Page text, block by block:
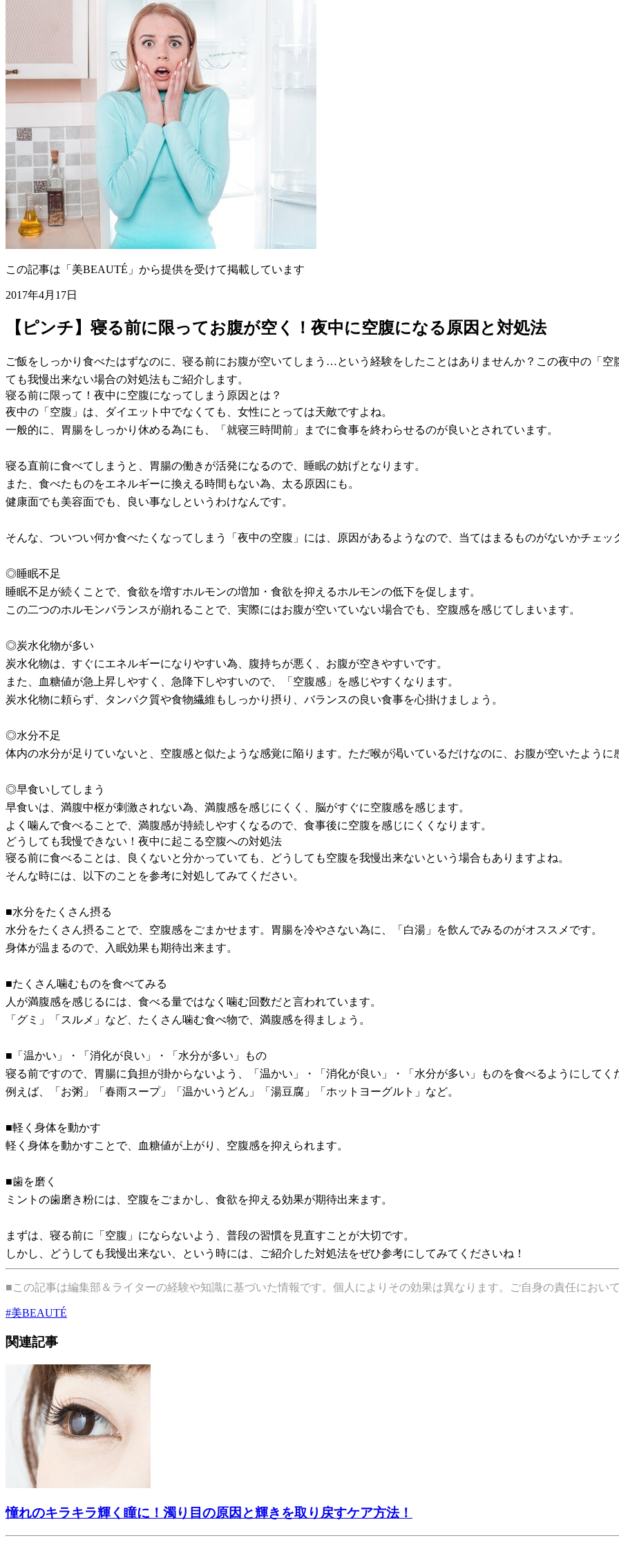
この記事は「美BEAUTÉ」から提供を受けて掲載しています
2017年4月17日
【ピンチ】寝る前に限ってお腹が空く！夜中に空腹になる原因と対処法
ご飯をしっかり食べたはずなのに、寝る前にお腹が空いてしまう…という経験をしたことはありませんか？この夜中の「
ても我慢出来ない場合の対処法もご紹介します。
寝る前に限って！夜中に空腹になってしまう原因とは？
夜中の「空腹」は、ダイエット中でなくても、女性にとっては天敵ですよね。
一般的に、胃腸をしっかり休める為にも、「就寝三時間前」までに食事を終わらせるのが良いとされています。
寝る直前に食べてしまうと、胃腸の働きが活発になるので、睡眠の妨げとなります。
また、食べたものをエネルギーに換える時間もない為、太る原因にも。
健康面でも美容面でも、良い事なしというわけなんです。
そんな、ついつい何か食べたくなってしまう「夜中の空腹」には、原因があるようなので、当てはまるものがないかチェッ
◎睡眠不足
睡眠不足が続くことで、食欲を増すホルモンの増加・食欲を抑えるホルモンの低下を促します。
この二つのホルモンバランスが崩れることで、実際にはお腹が空いていない場合でも、空腹感を感じてしまいます。
◎炭水化物が多い
炭水化物は、すぐにエネルギーになりやすい為、腹持ちが悪く、お腹が空きやすいです。
また、血糖値が急上昇しやすく、急降下しやすいので、「空腹感」を感じやすくなります。
炭水化物に頼らず、タンパク質や食物繊維もしっかり摂り、バランスの良い食事を心掛けましょう。
◎水分不足
体内の水分が足りていないと、空腹感と似たような感覚に陥ります。ただ喉が渇いているだけなのに、お腹が空いたように
◎早食いしてしまう
早食いは、満腹中枢が刺激されない為、満腹感を感じにくく、脳がすぐに空腹感を感じます。
よく噛んで食べることで、満腹感が持続しやすくなるので、食事後に空腹を感じにくくなります。
どうしても我慢できない！夜中に起こる空腹への対処法
寝る前に食べることは、良くないと分かっていても、どうしても空腹を我慢出来ないという場合もありますよね。
そんな時には、以下のことを参考に対処してみてください。
■水分をたくさん摂る
水分をたくさん摂ることで、空腹感をごまかせます。胃腸を冷やさない為に、「白湯」を飲んでみるのがオススメです。
身体が温まるので、入眠効果も期待出来ます。
■たくさん噛むものを食べてみる
人が満腹感を感じるには、食べる量ではなく噛む回数だと言われています。
「グミ」「スルメ」など、たくさん噛む食べ物で、満腹感を得ましょう。
■「温かい」・「消化が良い」・「水分が多い」もの
寝る前ですので、胃腸に負担が掛からないよう、「温かい」・「消化が良い」・「水分が多い」ものを食べるようにしてく
例えば、「お粥」「春雨スープ」「温かいうどん」「湯豆腐」「ホットヨーグルト」など。
■軽く身体を動かす
軽く身体を動かすことで、血糖値が上がり、空腹感を抑えられます。
■歯を磨く
ミントの歯磨き粉には、空腹をごまかし、食欲を抑える効果が期待出来ます。
まずは、寝る前に「空腹」にならないよう、普段の習慣を見直すことが大切です。
しかし、どうしても我慢出来ない、という時には、ご紹介した対処法をぜひ参考にしてみてくださいね！
■この記事は編集部＆ライターの経験や知識に基づいた情報です。個人によりその効果は異なります。ご自身の責任におい
#美BEAUTÉ
関連記事
憧れのキラキラ輝く瞳に！濁り目の原因と輝きを取り戻すケア方法！